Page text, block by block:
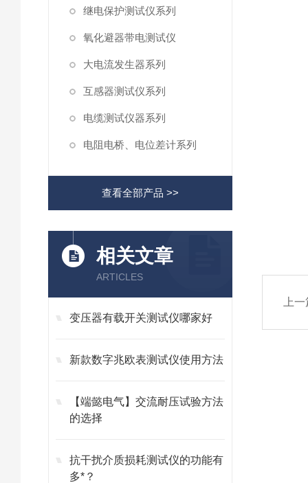
继电保护测试仪系列
氧化避器带电测试仪
大电流发生器系列
互感器测试仪系列
电缆测试仪器系列
电阻电桥、电位差计系列
查看全部产品 >>
相关文章
ARTICLES
变压器有载开关测试仪哪家好
新款数字兆欧表测试仪使用方法
【端懿电气】交流耐压试验方法
的选择
抗干扰介质损耗测试仪的功能有
多*？
上